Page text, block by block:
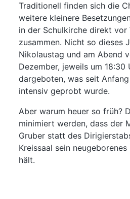
Traditionell finden sich die
weitere kleinere
in der Schulkirche direkt vor
zusammen. Nicht so dieses
Nikolaustag und am Abend
Dezember, jeweils um 18:30
dargeboten, was seit
intensiv geprobt wurde.
Aber warum heuer so früh?
minimiert werden, dass der
Gruber statt des
Kreissaal sein
hält.